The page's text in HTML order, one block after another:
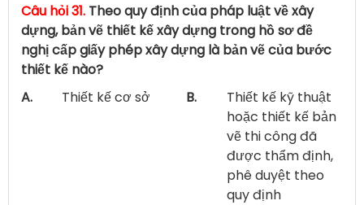
Câu hỏi 31. Theo quy định của pháp luật về xây
dựng, bản vẽ thiết kế xây dựng trong hồ sơ đề
nghị cấp giấy phép xây dựng là bản vẽ của bước
thiết kế nào?
A.
Thiết kế cơ sở B.
Thiết kế kỹ thuật
hoặc thiết kế bản
vẽ thi công đã
được thẩm định,
phê duyệt theo
quy định